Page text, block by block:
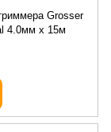
Grosser
4.0мм х 15м